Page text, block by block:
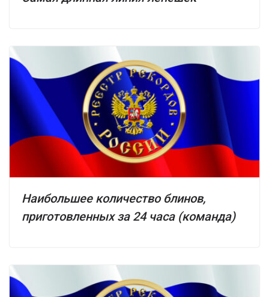
Наибольшее количество блинов,
приготовленных за 24 часа (команда)